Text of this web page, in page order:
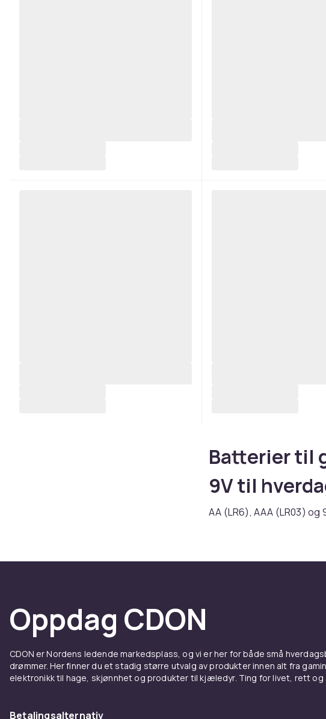
Batterier til
9V til
AA (LR6), AAA (LR03)
Hos CDON finner du
konkurransedyktige
Oppdag CDON
CDON er Nordens ledende markedsplass, og vi er her for både små
drømmer. Her finner du et stadig større utvalg av produkter innen alt fra
elektronikk til hage, skjønnhet og produkter til kjæledyr. Ting for livet, rett og
Betalingsalternativ